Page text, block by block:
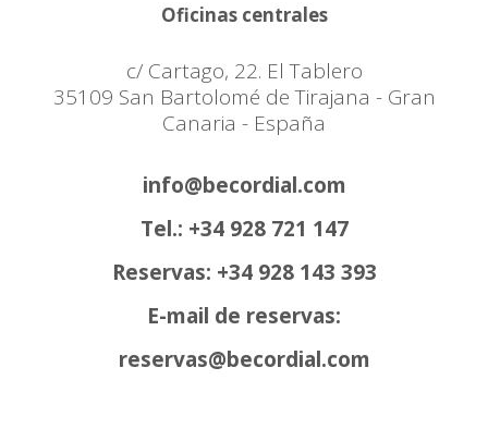
Oficinas centrales
c/ Cartago, 22. El Tablero
35109 San Bartolomé de Tirajana - Gran
Canaria - España
info@becordial.com
Tel.: +34 928 721 147
Reservas: +34 928 143 393
E-mail de reservas:
reservas@becordial.com